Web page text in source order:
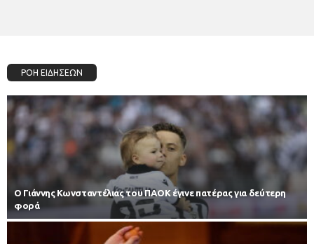
ΡΟΗ ΕΙΔΗΣΕΩΝ
Ο Γιάννης Κωνσταντέλιας του ΠΑΟΚ έγινε πατέρας για δεύτερη
φορά